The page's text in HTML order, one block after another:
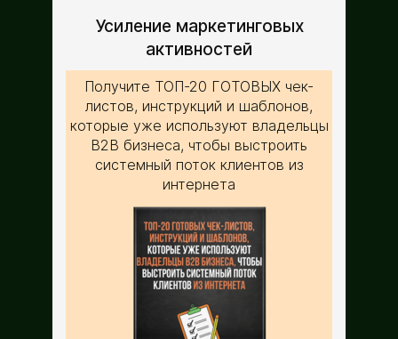
Усиление маркетинговых
активностей
Получите ТОП-20 ГОТОВЫХ чек-
листов, инструкций и шаблонов,
которые уже используют владельцы
B2B бизнеса, чтобы выстроить
системный поток клиентов из
интернета